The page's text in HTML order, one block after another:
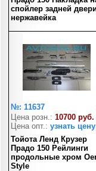
спойлер задней
нержавейка
№: 11637
Цена розн.: 10700 руб.
Цена опт.: узнать цену
Тойота Ленд Крузер
Прадо 150 Рейлинги
продольные хром
Style